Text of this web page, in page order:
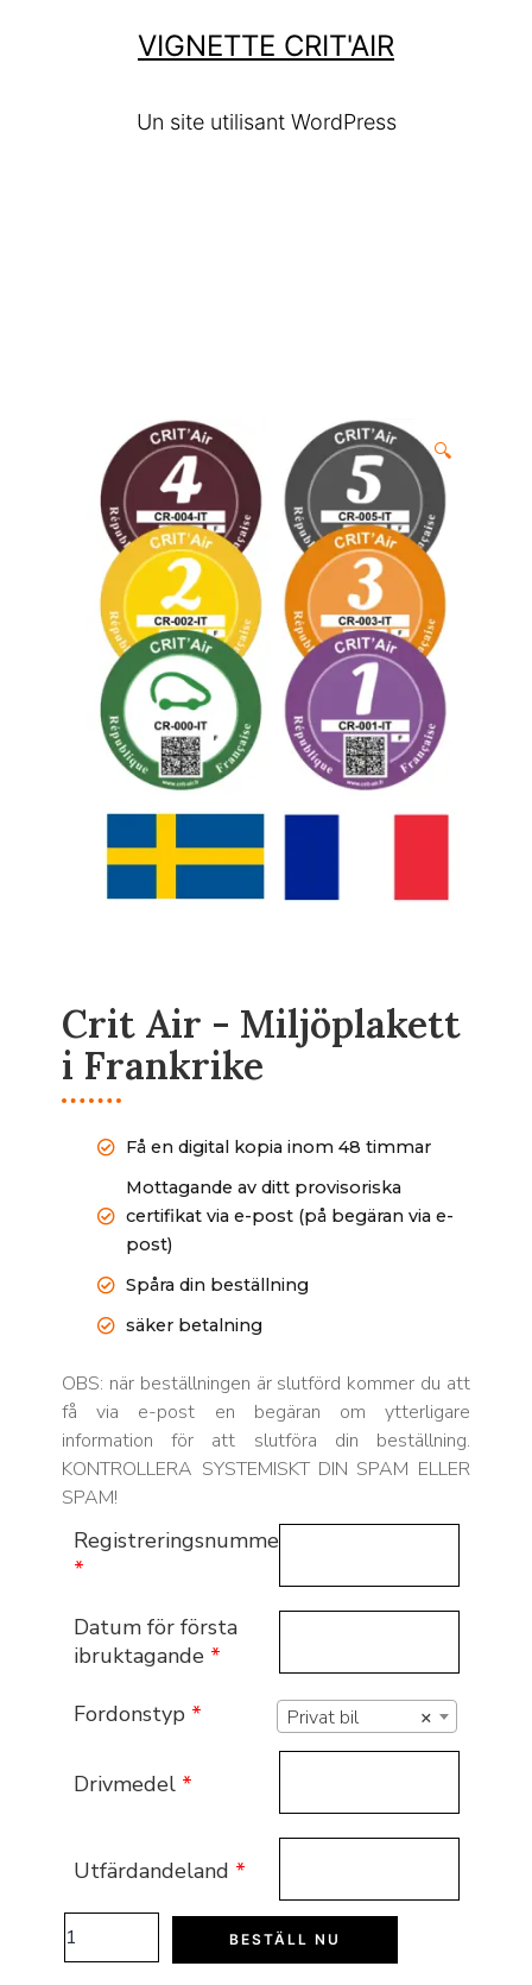
VIGNETTE CRIT'AIR
Un site utilisant WordPress
🔍
Crit Air - Miljöplakett
i Frankrike
Få en digital kopia inom 48 timmar
Mottagande av ditt provisoriska
certifikat via e-post (på begäran via e-
post)
Spåra din beställning
säker betalning
OBS: när beställningen är slutförd kommer du att
få via e-post en begäran om ytterligare
information för att slutföra din beställning.
KONTROLLERA SYSTEMISKT DIN SPAM ELLER
SPAM!
Registreringsnummer
*
Datum för första
ibruktagande *
Fordonstyp * ×
Privat bil
Drivmedel *
Utfärdandeland *
BESTÄLL NU